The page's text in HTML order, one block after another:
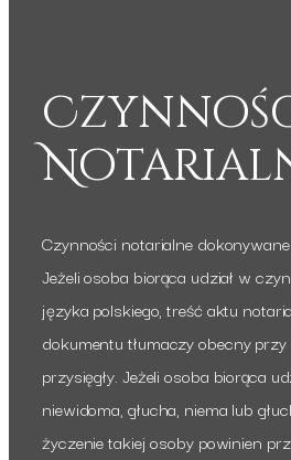
Czynności notarialne
Jeżeli osoba biorąca udział w
języka polskiego, treść aktu
dokumentu tłumaczy obecny
przysięgły. Jeżeli osoba biorąca
niewidoma, głucha, niema lub
życzenie takiej osoby powinien